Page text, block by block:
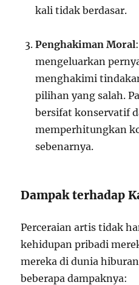
kali tidak berdasar.
Penghakiman Moral
mengeluarkan
menghakimi
pilihan yang salah.
bersifat konservatif
memperhitungkan
sebenarnya.
Dampak terhadap
Perceraian artis tidak
kehidupan pribadi
mereka di dunia
beberapa dampaknya: